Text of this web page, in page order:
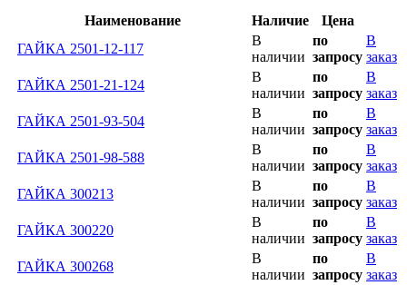
Наименование Наличие
Цена
ГАЙКА 2501-12-117
В
наличии
по
запросу
В
заказ
ГАЙКА 2501-21-124
В
наличии
по
запросу
В
заказ
ГАЙКА 2501-93-504
В
наличии
по
запросу
В
заказ
ГАЙКА 2501-98-588
В
наличии
по
запросу
В
заказ
ГАЙКА 300213
В
наличии
по
запросу
В
заказ
ГАЙКА 300220
В
наличии
по
запросу
В
заказ
ГАЙКА 300268
В
наличии
по
запросу
В
заказ